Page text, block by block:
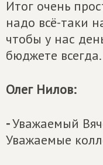
Итог очень
надо всё-таки
чтобы у нас
бюджете всегда.
Олег Нилов:
-Уважаемый
Уважаемые